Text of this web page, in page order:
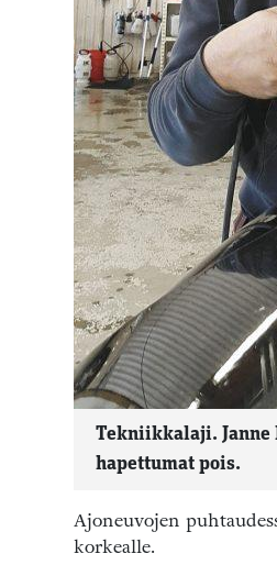
Tekniikkalaji. Janne
hapettumat pois.
Ajoneuvojen
korkealle.